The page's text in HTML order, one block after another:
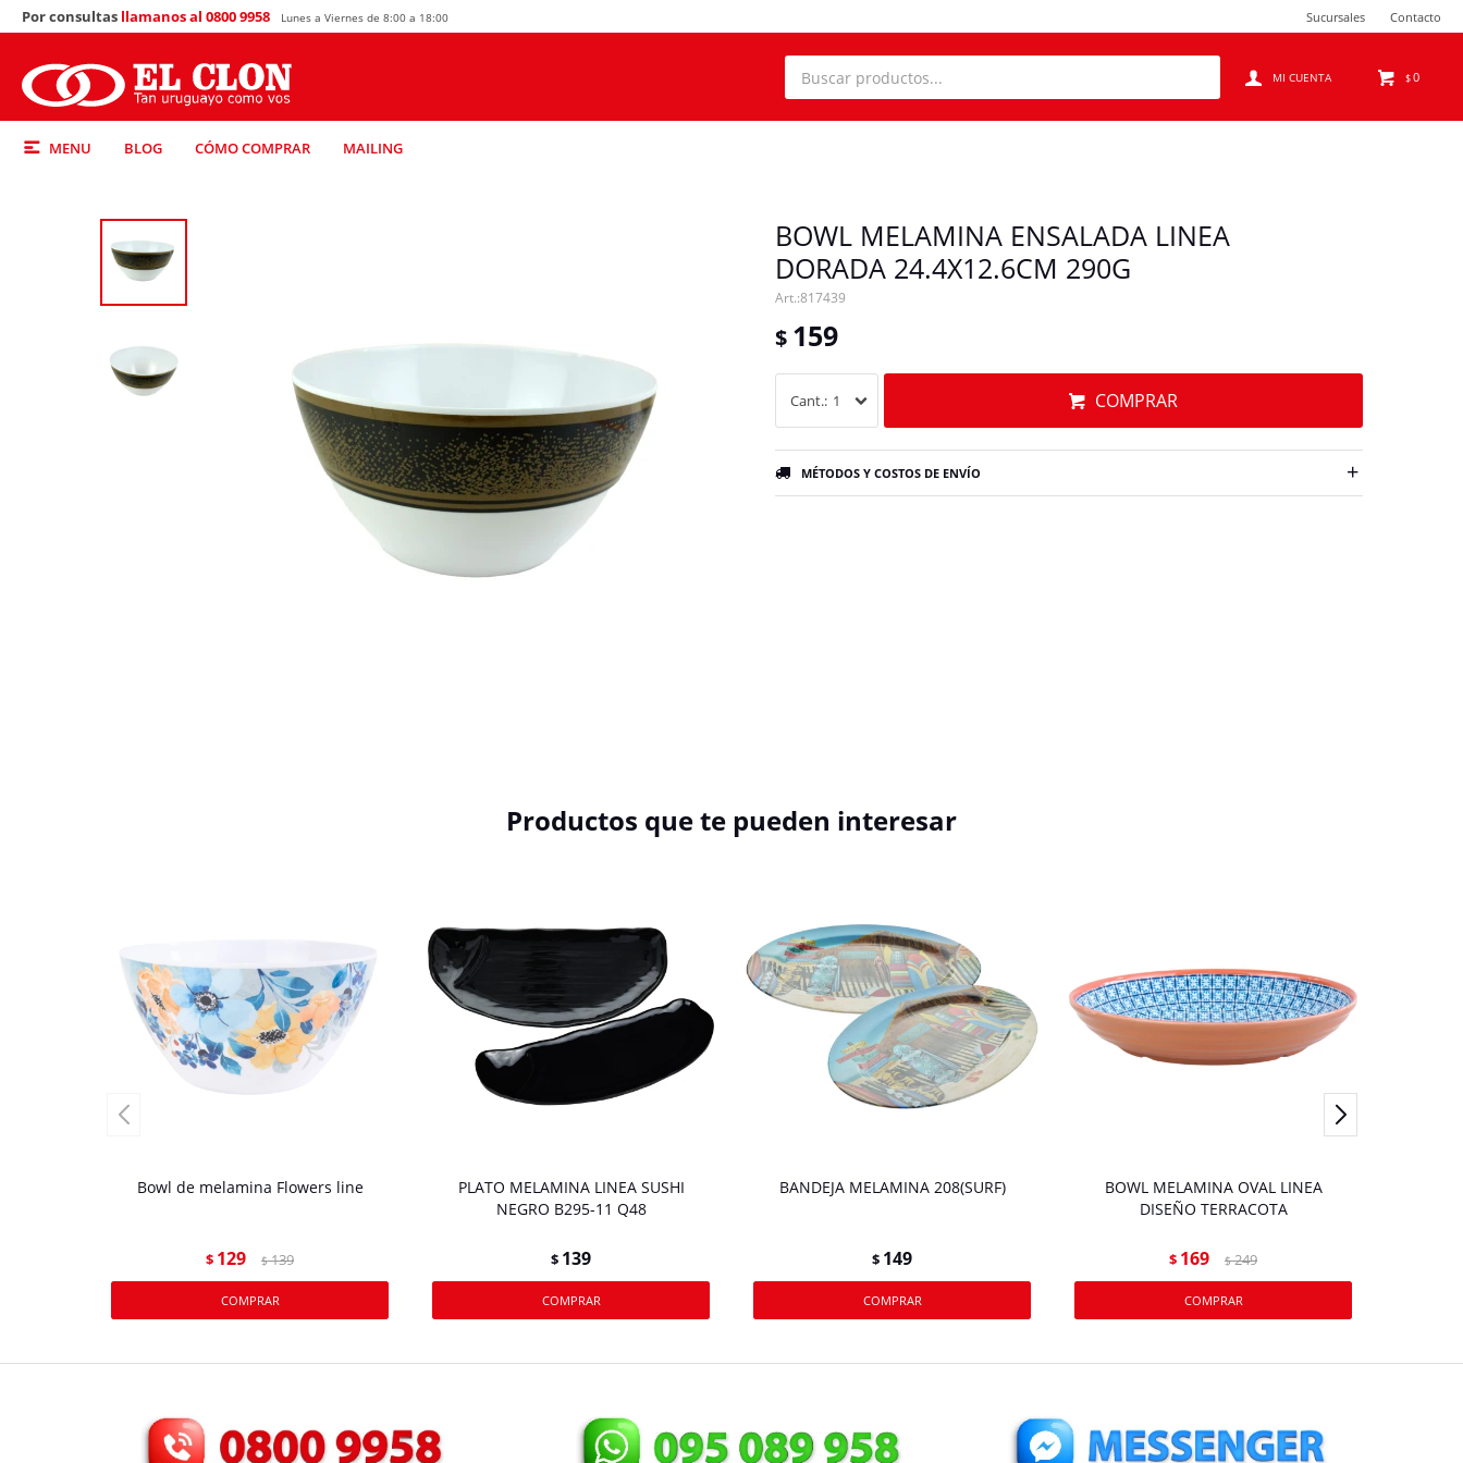
MENU BLOG CÓMO COMPRAR MAILING
$0
Por consultas llamanos al 0800 9958 Lunes a Viernes de 8:00 a 18:00 Sucursales Contacto
BOWL MELAMINA ENSALADA LINEA
DORADA 24.4X12.6CM 290G
817439
$ 159
1 COMPRAR
MÉTODOS Y COSTOS DE ENVÍO
Productos que te pueden interesar
Bowl de melamina Flowers line
$ 129 $ 139
PLATO MELAMINA LINEA SUSHI
NEGRO B295-11 Q48
$ 139
BANDEJA MELAMINA 208(SURF)
$ 149
BOWL MELAMINA OVAL LINEA
DISEÑO TERRACOTA
$ 169 $ 249